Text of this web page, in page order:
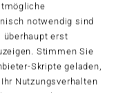
notwendig sind
überhaupt erst
Stimmen Sie
Skripte geladen,
Nutzungsverhalten
–